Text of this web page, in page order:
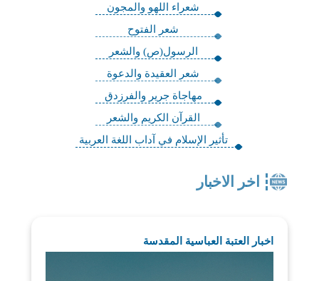
شعراء اللهو والمجون
شعر الفتوح
الرسول(ص) والشعر
شعر العقيدة والدعوة
مهاجاة جرير والفرزدق
القرآن الكريم والشعر
تأثير الإسلام في آداب اللغة العربية
اخر الاخبار
اخبار العتبة العباسية المقدسة